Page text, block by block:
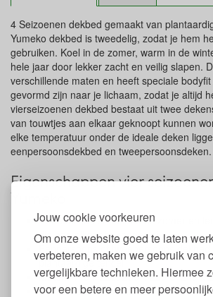
Jouw cookie voorkeuren
Om onze website goed te laten
verbeteren, maken we gebruik van
vergelijkbare technieken. Hiermee
voor een betere en meer
4 Seizoenen dekbed gemaakt van
Yumeko dekbed is tweedelig, zodat je hem
gebruiken. Koel in de zomer, warm in de
hele jaar door lekker zacht en veilig slapen.
verschillende maten en heeft speciale
gevormd zijn naar je lichaam, zodat je altijd
vierseizoenen dekbed bestaat uit twee
van touwtjes aan elkaar geknoopt kunnen
elke temperatuur onder de ideale deken
eenpersoonsdekbed en tweepersoonsdeken.
Eigenschappen vier
Yumeko
Tweedelige set bestaat uit zomer en
die aan elkaar te knopen zijn
Eenpersoons of tweepersoons dekbed
plantaardige tencel
Maten: 140 x 220, 200 x 220 of 240 x
Tijk van biologisch katoen